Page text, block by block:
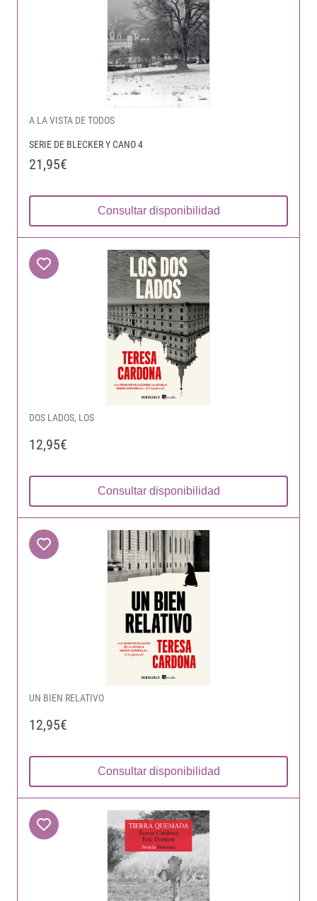
A LA VISTA DE TODOS
SERIE DE BLECKER Y CANO 4
21,95€
Consultar disponibilidad
DOS LADOS, LOS
12,95€
Consultar disponibilidad
UN BIEN RELATIVO
12,95€
Consultar disponibilidad